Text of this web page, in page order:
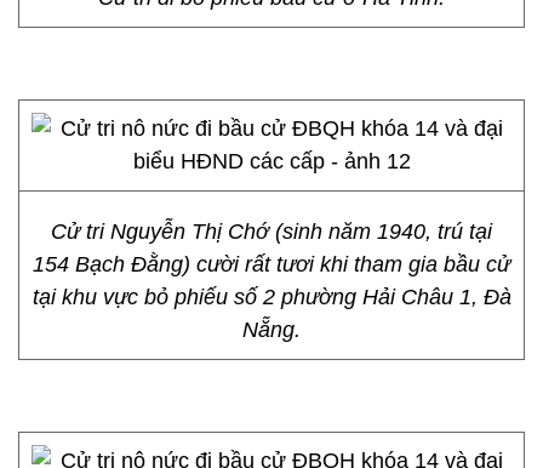
Cử tri Nguyễn Thị Chớ (sinh năm 1940, trú tại
154 Bạch Đằng) cười rất tươi khi tham gia bầu cử
tại khu vực bỏ phiếu số 2 phường Hải Châu 1, Đà
Nẵng.